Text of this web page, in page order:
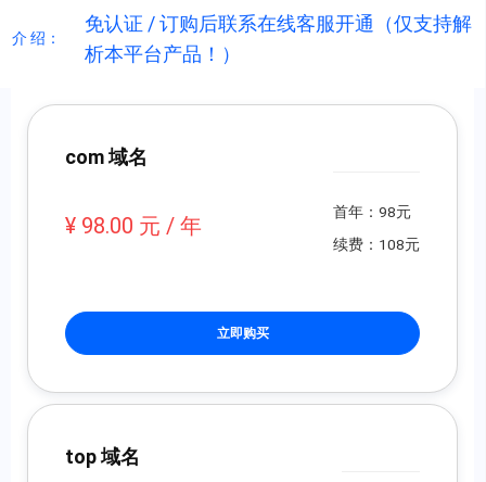
介 绍：
免认证 / 订购后联系在线客服开通（仅支持解
析本平台产品！）
com 域名
¥ 98.00 元 / 年
首年：98元
续费：108元
立即购买
top 域名